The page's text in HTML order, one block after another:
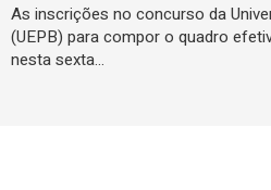
As inscrições no concurso da
(UEPB) para compor o quadro
nesta sexta…